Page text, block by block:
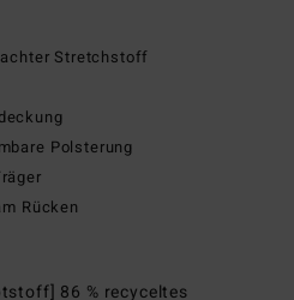
Stretchstoff
Polsterung
Rücken
86 % recyceltes